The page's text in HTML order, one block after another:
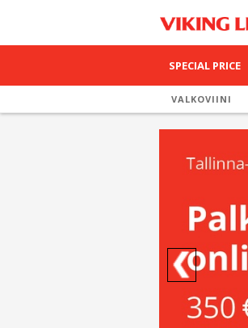
SPECIAL PRICE
VALKOVIINI